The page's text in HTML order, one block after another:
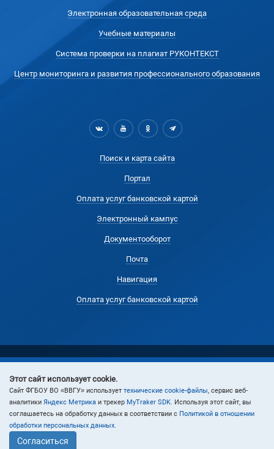
Электронная образовательная среда
Учебные материалы
Система проверки на плагиат РУКОНТЕКСТ
Центр мониторинга и развития профессионального образования
Поиск и карта сайта
Портал
Оплата услуг банковской картой
Электронный кампус
Документооборот
Почта
Навигация
Оплата услуг банковской картой
© 2024 Владивостокский государственный университет
Этот сайт использует cookie.
Cайт ФГБОУ ВО «ВВГУ» использует технические cookie-файлы, сервис веб-
аналитики Яндекс Метрика и трекер MyTraker SDK. Используя этот сайт, вы
соглашаетесь на обработку данных в соответствии с Политикой в отношении
обработки персональных данных.
Согласиться